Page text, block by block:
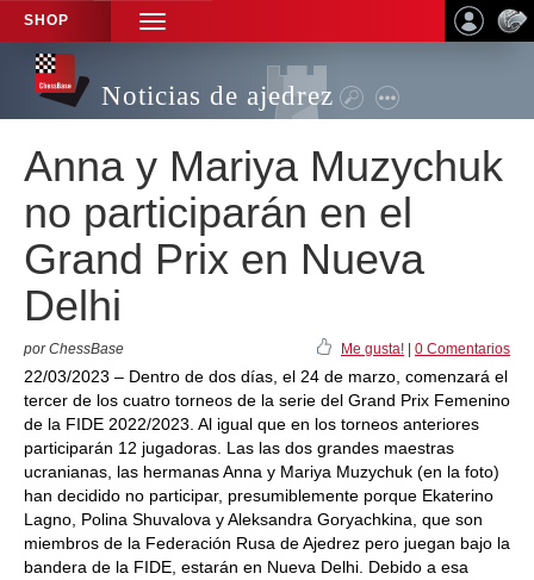
SHOP
TOGGLE
NAVIGATION
Noticias de ajedrez
Anna y Mariya Muzychuk
no participarán en el
Grand Prix en Nueva
Delhi
por ChessBase Me gusta! 0 Comentarios
22/03/2023 – Dentro de dos días, el 24 de marzo, comenzará el
tercer de los cuatro torneos de la serie del Grand Prix Femenino
de la FIDE 2022/2023. Al igual que en los torneos anteriores
participarán 12 jugadoras. Las las dos grandes maestras
ucranianas, las hermanas Anna y Mariya Muzychuk (en la foto)
han decidido no participar, presumiblemente porque Ekaterino
Lagno, Polina Shuvalova y Aleksandra Goryachkina, que son
miembros de la Federación Rusa de Ajedrez pero juegan bajo la
bandera de la FIDE, estarán en Nueva Delhi. Debido a esa